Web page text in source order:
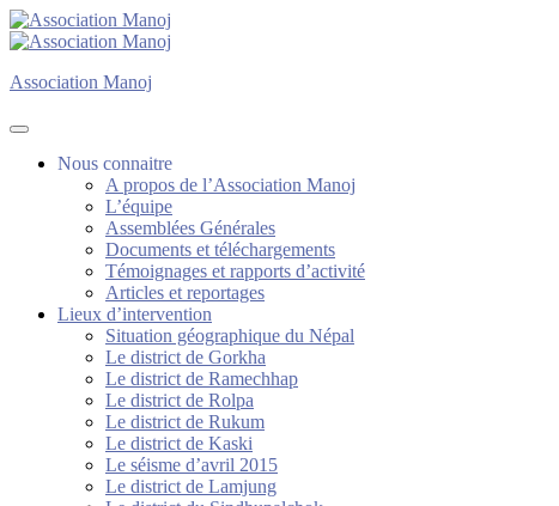
Association Manoj
Association Manoj
Nous connaitre
A propos de l’Association Manoj
L’équipe
Assemblées Générales
Documents et téléchargements
Témoignages et rapports d’activité
Articles et reportages
Lieux d’intervention
Situation géographique du Népal
Le district de Gorkha
Le district de Ramechhap
Le district de Rolpa
Le district de Rukum
Le district de Kaski
Le séisme d’avril 2015
Le district de Lamjung